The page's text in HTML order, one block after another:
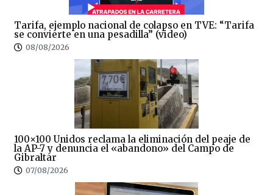
Tarifa, ejemplo nacional de colapso en TVE: “Tarifa
se convierte en una pesadilla” (video)
08/08/2026
100×100 Unidos reclama la eliminación del peaje de
la AP-7 y denuncia el «abandono» del Campo de
Gibraltar
07/08/2026